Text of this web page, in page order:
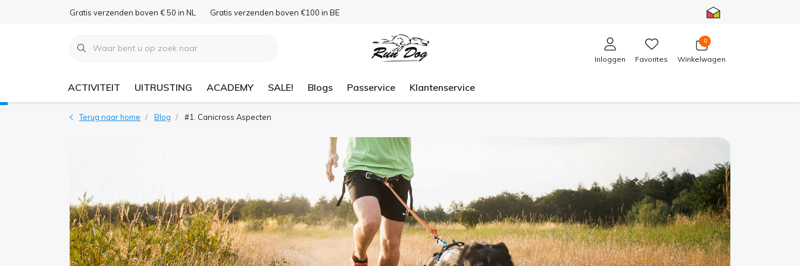
Gratis verzenden boven € 50 in NL Gratis verzenden boven €100 in BE
Inloggen Favorites
0
Winkelwagen
ACTIVITEIT UITRUSTING ACADEMY SALE! Blogs Passervice Klantenservice
Terug naar home Blog #1. Canicross Aspecten